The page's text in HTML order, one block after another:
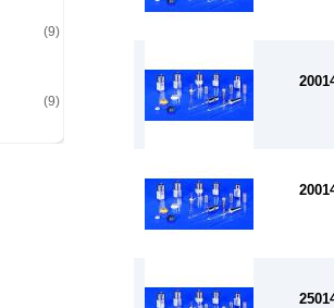
(9)
(9)